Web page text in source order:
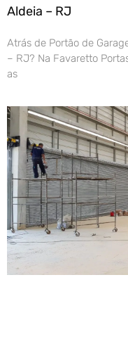
Aldeia – RJ
Atrás de Portão de
– RJ? Na Favaretto
as